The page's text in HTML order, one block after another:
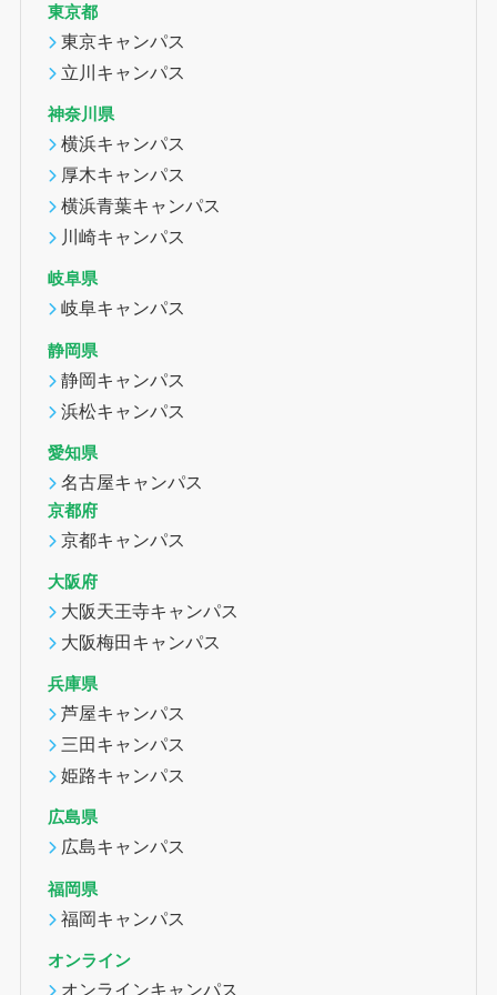
東京都
東京キャンパス
立川キャンパス
神奈川県
横浜キャンパス
厚木キャンパス
横浜青葉キャンパス
川崎キャンパス
岐阜県
岐阜キャンパス
静岡県
静岡キャンパス
浜松キャンパス
愛知県
名古屋キャンパス
京都府
京都キャンパス
大阪府
大阪天王寺キャンパス
大阪梅田キャンパス
兵庫県
芦屋キャンパス
三田キャンパス
姫路キャンパス
広島県
広島キャンパス
福岡県
福岡キャンパス
オンライン
オンラインキャンパス